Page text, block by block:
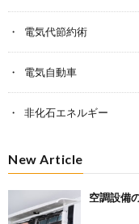
電気代節約術
電気自動車
非化石エネルギー
New Article
空調設備